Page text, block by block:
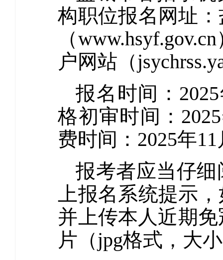
构职位报名网址
（
户网站（
报名时间：
格初审时间：
费时间：2025年
报考者应当仔
上报名系统提示
并上传本人近期
片（jpg格式，大